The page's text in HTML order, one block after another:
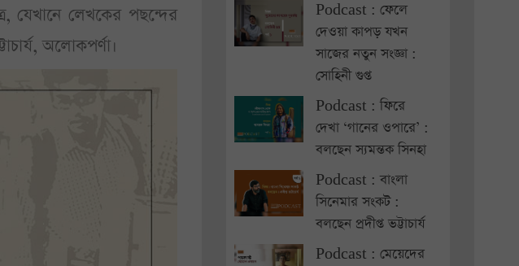
যেখানে লেখকের পছন্দের
অলোকপর্ণা।
Podcast : ফেলে
দেওয়া কাপড় যখন
সাজের নতুন সংজ্ঞা :
সোহিনী গুপ্ত
Podcast : ফিরে
দেখা ‘গানের ওপারে’ :
বলছেন স্যমন্তক সিনহা
Podcast : বাংলা
সিনেমার সংকট :
বলছেন প্রদীপ্ত ভট্টাচার্য
Podcast : মেয়েদের